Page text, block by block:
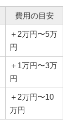
費用の目安
＋2万円〜5万
円
＋1万円〜3万
円
＋2万円〜10
万円